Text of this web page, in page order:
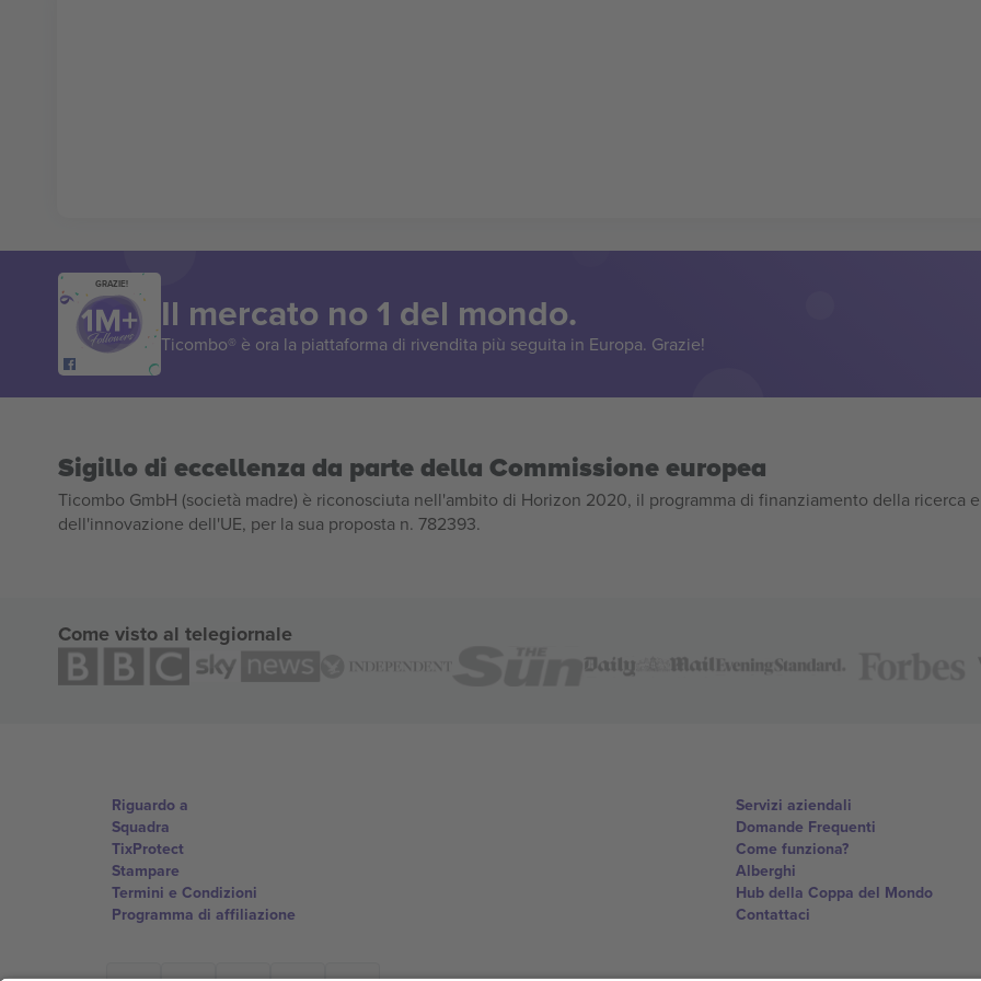
GRAZIE!
Il mercato no 1 del mondo.
Ticombo® è ora la piattaforma di rivendita più seguita in Europa. Grazie!
Sigillo di eccellenza da parte della Commissione europea
Ticombo GmbH (società madre) è riconosciuta nell'ambito di Horizon 2020, il programma di finanziamento della ricerca e
dell'innovazione dell'UE, per la sua proposta n. 782393.
Come visto al telegiornale
Riguardo a
Squadra
TixProtect
Stampare
Termini e Condizioni
Programma di affiliazione
Servizi aziendali
Domande Frequenti
Come funziona?
Alberghi
Hub della Coppa del Mondo
Contattaci